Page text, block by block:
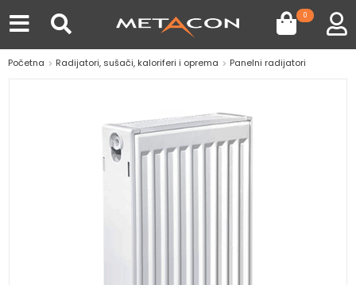
0
Početna Radijatori, sušači, kaloriferi i oprema Panelni radijatori